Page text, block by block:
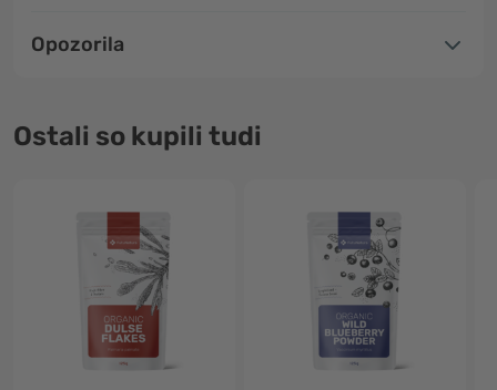
Opozorila
Ostali so kupili tudi